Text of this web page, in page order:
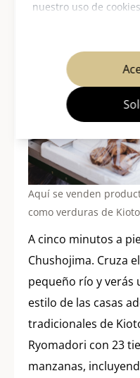
nuestro uso de
Aquí se venden
como verduras de
A cinco minutos a
Chushojima. Cruza
pequeño río y verás
estilo de las casas
tradicionales de
Ryomadori con 23
manzanas,